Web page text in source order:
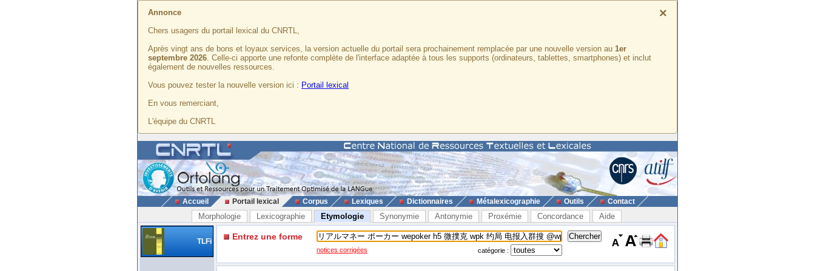
×
Annonce
Chers usagers du portail lexical du CNRTL,
Après vingt ans de bons et loyaux services, la version actuelle du portail sera prochainement remplacée par une nouvelle version au 1er
septembre 2026. Celle-ci apporte une refonte complète de l'interface adaptée à tous les supports (ordinateurs, tablettes, smartphones) et inclut
également de nouvelles ressources.
Vous pouvez tester la nouvelle version ici : Portail lexical
En vous remerciant,
L'équipe du CNRTL
Accueil Portail lexical Corpus Lexiques Dictionnaires Métalexicographie Outils Contact
Morphologie Lexicographie Etymologie Synonymie Antonymie Proxémie Concordance Aide
TLFi Entrez une forme
notices corrigées catégorie :